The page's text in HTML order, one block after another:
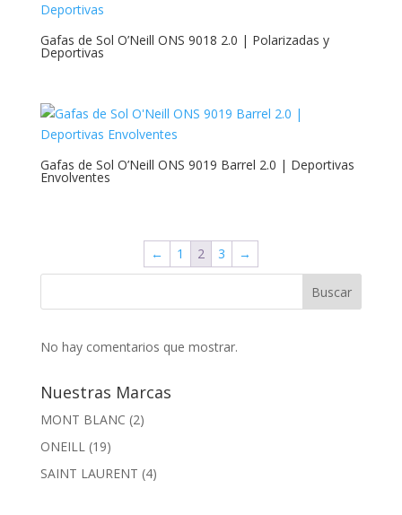
Gafas de Sol O’Neill ONS 9018 2.0 | Polarizadas y
Deportivas
Gafas de Sol O’Neill ONS 9019 Barrel 2.0 | Deportivas
Envolventes
← 1 2 3 →
Buscar
No hay comentarios que mostrar.
Nuestras Marcas
MONT BLANC (2)
ONEILL (19)
SAINT LAURENT (4)